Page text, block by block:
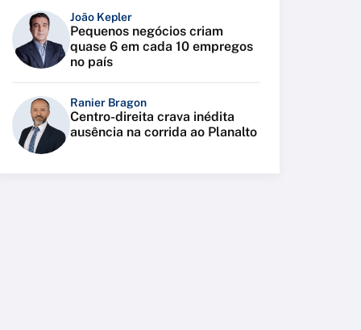
João Kepler
Pequenos negócios criam
quase 6 em cada 10 empregos
no país
Ranier Bragon
Centro-direita crava inédita
ausência na corrida ao Planalto